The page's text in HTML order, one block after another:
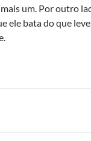
um. Por outro
ele bata do que